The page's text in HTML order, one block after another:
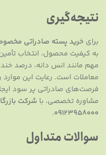
نتیجه‌گیری
برای خرید پسته صادراتی
به کیفیت محصول، انتخاب
مهم مانند انس دانه، درصد
معاملات است. رعایت این
فرصت‌های صادراتی پر سود
مشاوره تخصصی، با شرکت
۰۹۱۲۳۹۵۸۰۰۰.
سوالات متداول